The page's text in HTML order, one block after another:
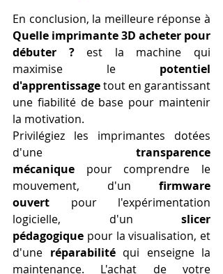
Quelle imprimante 3D acheter pour
débuter ? est la machine qui
maximise le potentiel
d'apprentissage tout en garantissant
une fiabilité de base pour maintenir
la motivation.
Privilégiez les imprimantes dotées
d'une transparence
mécanique pour comprendre le
mouvement, d'un firmware
ouvert pour l'expérimentation
logicielle, d'un slicer
pédagogique pour la visualisation, et
d'une réparabilité qui enseigne la
maintenance. L'achat de votre